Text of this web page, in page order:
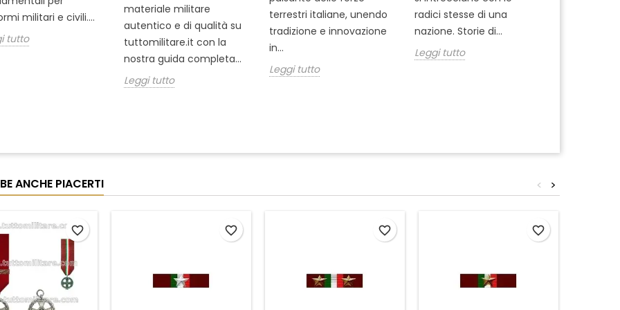
militari e civili....
tutto
materiale militare
autentico e di qualità su
tuttomilitare.it con la
nostra guida completa...
Leggi tutto
terrestri italiane, unendo
tradizione e innovazione
in...
Leggi tutto
radici stesse di una
nazione. Storie di...
Leggi tutto
ANCHE PIACERTI >
<
favorite_border favorite_border favorite_border favorite_border